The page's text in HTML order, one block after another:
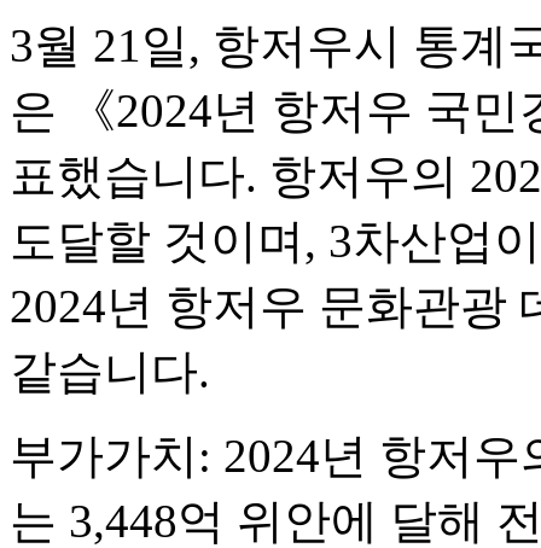
3월 21일, 항저우시 통계
은 《2024년 항저우 국
표했습니다. 항저우의
도달할 것이며, 3차산업
2024년 항저우 문화관광
같습니다.
부가가치: 2024년 항저
는 3,448억 위안에 달해